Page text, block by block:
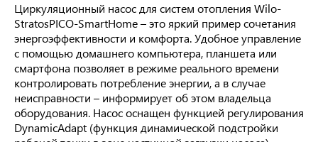
Циркуляционный насос для систем отопления Wilo-
StratosPICO-SmartHome – это яркий пример сочетания
энергоэффективности и комфорта. Удобное управление
с помощью домашнего компьютера, планшета или
смартфона позволяет в режиме реального времени
контролировать потребление энергии, а в случае
неисправности – информирует об этом владельца
оборудования. Насос оснащен функцией регулирования
DynamicAdapt (функция динамической подстройки